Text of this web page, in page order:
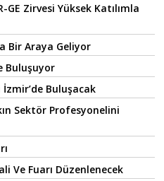
GE Zirvesi Yüksek Katılımla
Bir Araya Geliyor
Buluşuyor
Buluşacak
Sektör Profesyonelini
Ve Fuarı Düzenlenecek